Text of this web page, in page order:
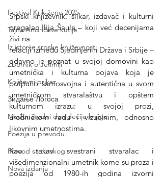
Festival Krik žene 2025
Tajna Andrićeve kutije
Iz istorije srpske književnosti
Zbornik o Jefimiji
Književni prikaz
Зидање Логоса
Međunarodni dan dečije knjige
Poezija u prevodu
Prevod sa turskog
Nova izdanja
Srpski književnik, slikar, izdavač i kulturni
pregalac Ilija Šaula – koji već decenijama
živi na
relaciji između Sjedinjenih Država i Srbije –
odavno je poznat u svojoj domovini kao
umetnička i kulturna pojava koja je
potpuno samosvojna i autentična u svom
umetničkom stvaralaštvu i opštem
kulturnom izrazu: u svojoj prozi,
uredničkom radu i vizuelnim, odnosno
likovnim umetnostima.
Kao takav svestrani stvaralac i
višedimenzionalni umetnik kome su proza i
poezija od 1980-ih godina izvorni